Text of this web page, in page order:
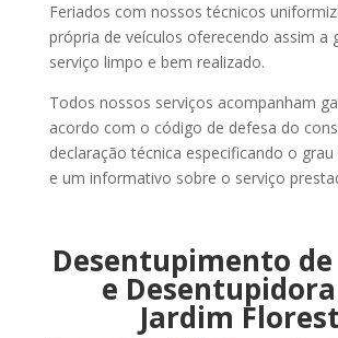
Feriados com nossos técnicos
própria de veículos oferecendo assim a
serviço limpo e bem realizado.
Todos nossos serviços acompanham
acordo com o código de defesa do
declaração técnica especificando o grau
e um informativo sobre o serviço
Desentupimento
e
Jardim